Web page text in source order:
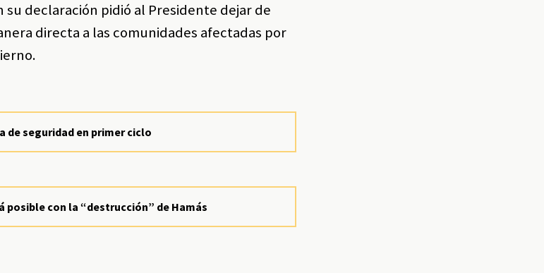
declaración pidió al Presidente dejar de
directa a las comunidades afectadas por
de seguridad en primer ciclo
posible con la “destrucción” de Hamás